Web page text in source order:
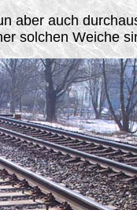
aber auch
solchen Weiche